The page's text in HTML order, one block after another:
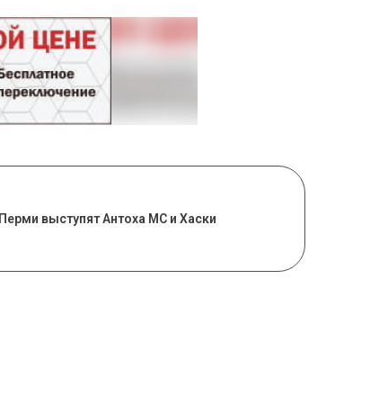
выступят Антоха МС и Хаски